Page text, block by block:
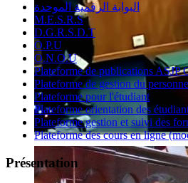
البوابة الرقمية الموحدة
M.E.S.R.S
D.G.R.S.D.T
O.P.U
O.N.O.U
Plateforme de publications ASJP
Plateforme de gestion du
Plateforme pour l'étudiant
Plateforme orientation des
Plateforme gestion et suivi des
Plateforme des cours en ligne
Présentation